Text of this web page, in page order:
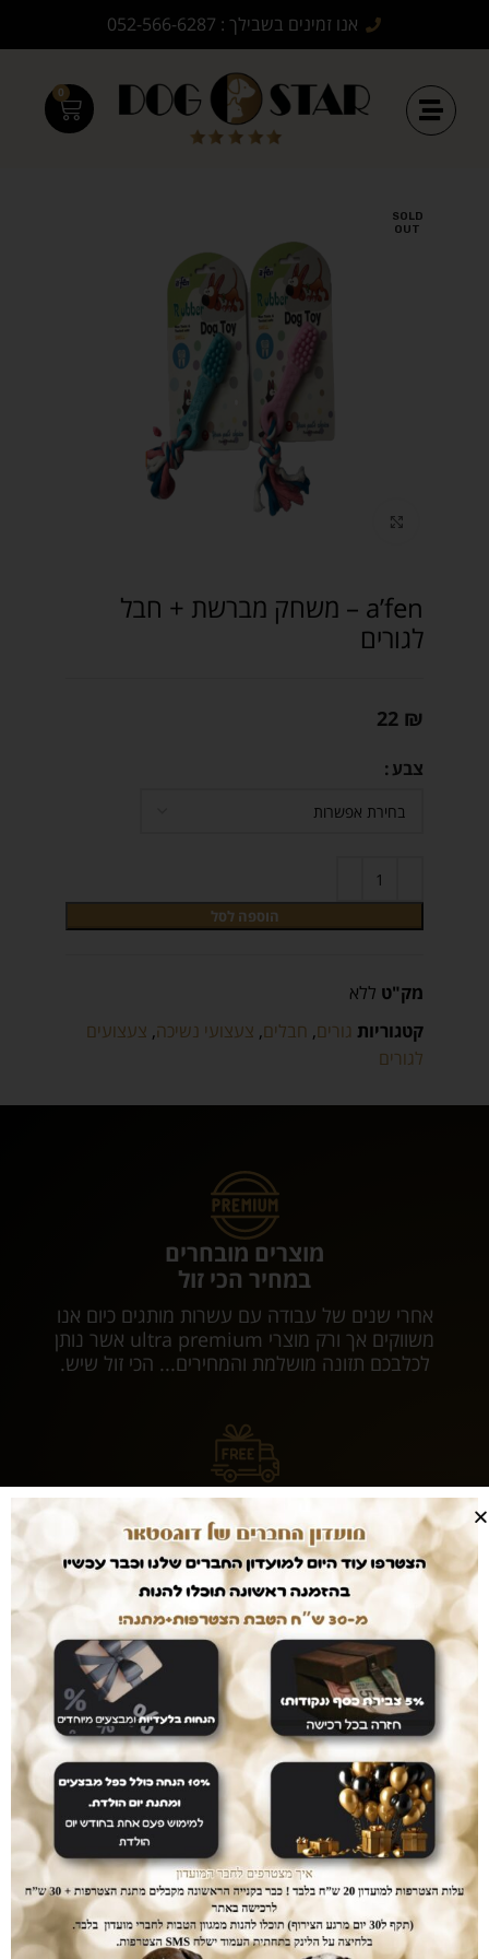
אנו זמינים בשבילך : 052-566-6287
0
SOLD
OUT
Click to enlarge
a’fen – משחק מברשת + חבל
לגורים
22 ₪
צבע
הוספה לסל
מק"ט ללא
קטגוריות גורים, חבלים, צעצועי נשיכה, צעצועים
לגורים
מוצרים מובחרים
במחיר הכי זול
אחרי שנים של עבודה עם עשרות מותגים כיום אנו
משווקים אך ורק מוצרי ultra premium אשר נותן
לכלבכם תזונה מושלמת והמחירים... הכי זול שיש.
עושים לכם חיים קלים
המשלוחים עלינו
עם dogstar אין צורך לצאת מהבית. המשלוח יגיע
אליכם עד הבית ללא עלות נוספת.
דואגים לבטחון שלכם
רכישה בטוחה
ממשק הזמנות מאובטח ונגיש אשר יחסוך לכם זמן יקר
בהזמנת המוצרים.
נותנים לכם מענה